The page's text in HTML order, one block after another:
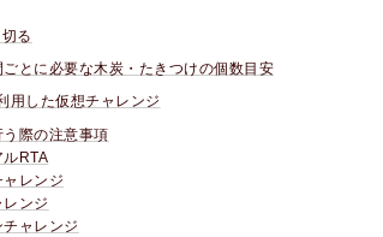
る
とに必要な木炭・たきつけの個数目安
用した仮想チャレンジ
際の注意事項
ルRTA
レンジ
ンジ
ャレンジ